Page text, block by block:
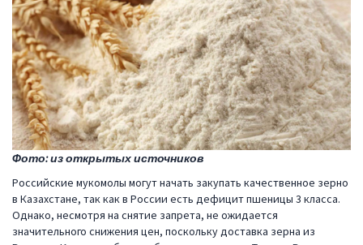
Фото: из открытых источников
Российские мукомолы могут начать закупать качественное зерно
в Казахстане, так как в России есть дефицит пшеницы 3 класса.
Однако, несмотря на снятие запрета, не ожидается
значительного снижения цен, поскольку доставка зерна из